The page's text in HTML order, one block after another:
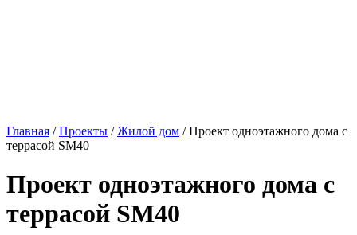
Главная /Проекты /Жилой дом / Проект одноэтажного дома с
террасой SM40
Проект одноэтажного дома с
террасой SM40